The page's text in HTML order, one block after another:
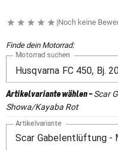
|Noch keine
Finde dein Motorrad:
Motorrad suchen
Artikelvariante wählen-Scar
Showa/Kayaba Rot
Artikelvariante